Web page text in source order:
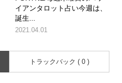
イアンタロット占い今週は、
誕生...
2021.04.01
トラックバック ( 0 )